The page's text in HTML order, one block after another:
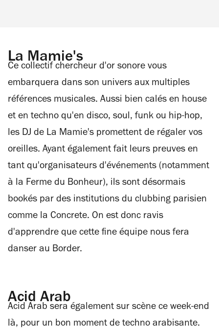
La Mamie's
Ce collectif chercheur d'or sonore vous
embarquera dans son univers aux multiples
références musicales. Aussi bien calés en house
et en techno qu'en disco, soul, funk ou hip-hop,
les DJ de La Mamie's promettent de régaler vos
oreilles. Ayant également fait leurs preuves en
tant qu'organisateurs d'événements (notamment
à la Ferme du Bonheur), ils sont désormais
bookés par des institutions du clubbing parisien
comme la Concrete. On est donc ravis
d'apprendre que cette fine équipe nous fera
danser au Border.
Acid Arab
Acid Arab sera également sur scène ce week-end
là, pour un bon moment de techno arabisante.